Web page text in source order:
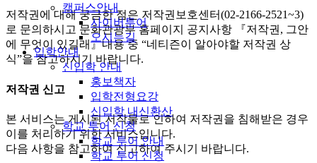
캠퍼스안내
사이버투어
오시는길
입학안내
신입학 안내
홍보책자
입학전형요강
신입학 내신환산
학교 투어 신청
학교 투어 안내
학교 투어 신청
저작권에 대해 궁금한 점은 저작권보호센터(02-2166-2521~3)
로 문의하시고 문화관광부 홈페이지 공지사항 『저작권, 그안
에 무엇이 있길래』내용 중 “네티즌이 알아야할 저작권 상
식”을 참고하시기 바랍니다.
저작권 신고
본 서비스는 게시된 저작물로 인하여 저작권을 침해받은 경우
이를 처리하기 위한 서비스입니다.
다음 사항을 참고하여 신고하여 주시기 바랍니다.